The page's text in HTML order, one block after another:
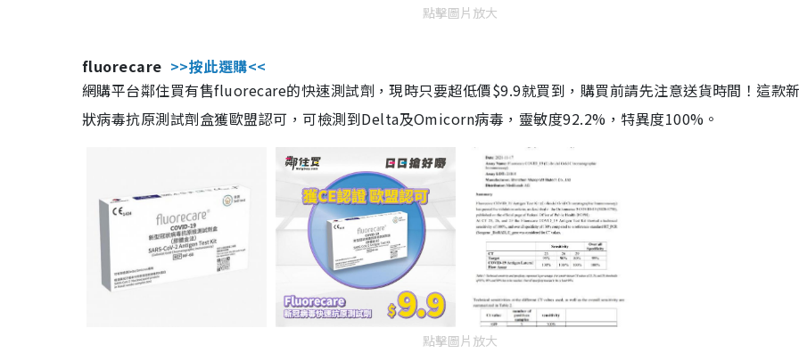
點擊圖片放大
fluorecare >>按此選購<<
網購平台鄰住買有售fluorecare的快速測試劑，現時只要超低價$9.9就買到，購買前請先注意送貨時間！這款
狀病毒抗原測試劑盒獲歐盟認可，可檢測到Delta及Omicorn病毒，靈敏度92.2%，特異度100%。
點擊圖片放大